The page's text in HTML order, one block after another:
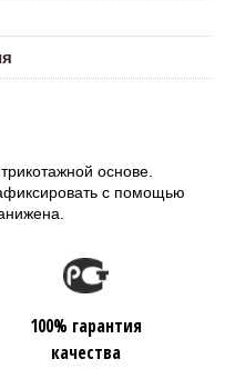
основе.
с помощью
100% гарантия
качества